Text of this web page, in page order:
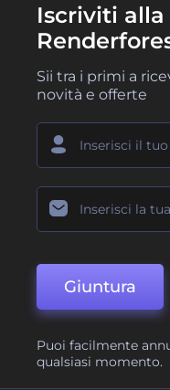
Iscriviti
Sii tra i primi a
novità e offerte
Giuntura
Puoi facilmente
qualsiasi momento.